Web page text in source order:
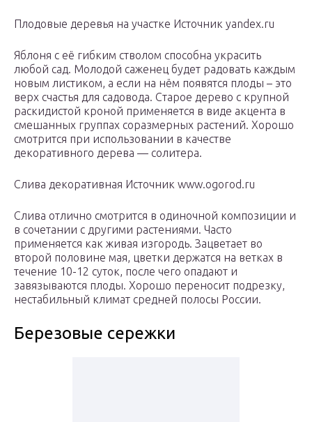
Плодовые деревья на участке Источник yandex.ru
Яблоня с её гибким стволом способна украсить
любой сад. Молодой саженец будет радовать каждым
новым листиком, а если на нём появятся плоды – это
верх счастья для садовода. Старое дерево с крупной
раскидистой кроной применяется в виде акцента в
смешанных группах соразмерных растений. Хорошо
смотрится при использовании в качестве
декоративного дерева — солитера.
Слива декоративная Источник www.ogorod.ru
Слива отлично смотрится в одиночной композиции и
в сочетании с другими растениями. Часто
применяется как живая изгородь. Зацветает во
второй половине мая, цветки держатся на ветках в
течение 10-12 суток, после чего опадают и
завязываются плоды. Хорошо переносит подрезку,
нестабильный климат средней полосы России.
Березовые сережки